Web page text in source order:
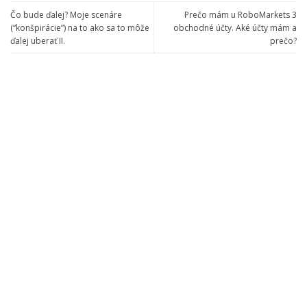
Čo bude ďalej? Moje scenáre
(“konšpirácie”) na to ako sa to môže
ďalej uberať II.
Prečo mám u RoboMarkets 3
obchodné účty. Aké účty mám a
prečo?